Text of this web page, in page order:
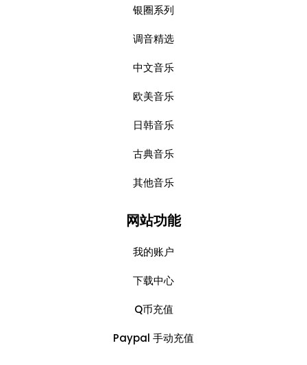
银圈系列
调音精选
中文音乐
欧美音乐
日韩音乐
古典音乐
其他音乐
网站功能
我的账户
下载中心
Q币充值
Paypal 手动充值